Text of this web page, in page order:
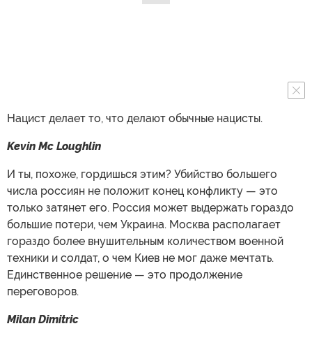
Нацист делает то, что делают обычные нацисты.
Kevin Mc Loughlin
И ты, похоже, гордишься этим? Убийство большего
числа россиян не положит конец конфликту — это
только затянет его. Россия может выдержать гораздо
большие потери, чем Украина. Москва располагает
гораздо более внушительным количеством военной
техники и солдат, о чем Киев не мог даже мечтать.
Единственное решение — это продолжение
переговоров.
Milan Dimitric